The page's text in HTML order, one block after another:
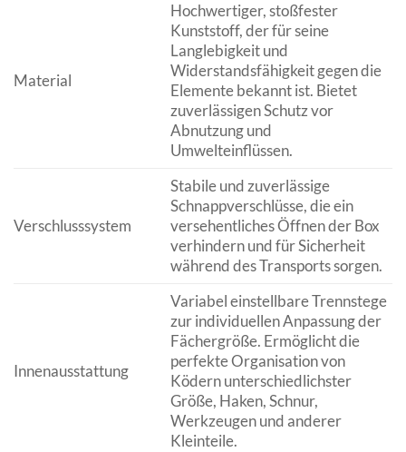
Material
Hochwertiger, stoßfester
Kunststoff, der für seine
Langlebigkeit und
Widerstandsfähigkeit gegen die
Elemente bekannt ist. Bietet
zuverlässigen Schutz vor
Abnutzung und
Umwelteinflüssen.
Verschlusssystem
Stabile und zuverlässige
Schnappverschlüsse, die ein
versehentliches Öffnen der Box
verhindern und für Sicherheit
während des Transports sorgen.
Innenausstattung
Variabel einstellbare Trennstege
zur individuellen Anpassung der
Fächergröße. Ermöglicht die
perfekte Organisation von
Ködern unterschiedlichster
Größe, Haken, Schnur,
Werkzeugen und anderer
Kleinteile.